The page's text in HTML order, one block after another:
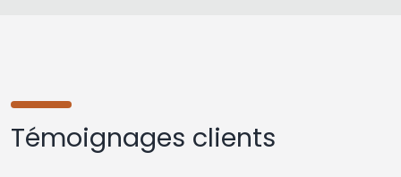
Témoignages clients